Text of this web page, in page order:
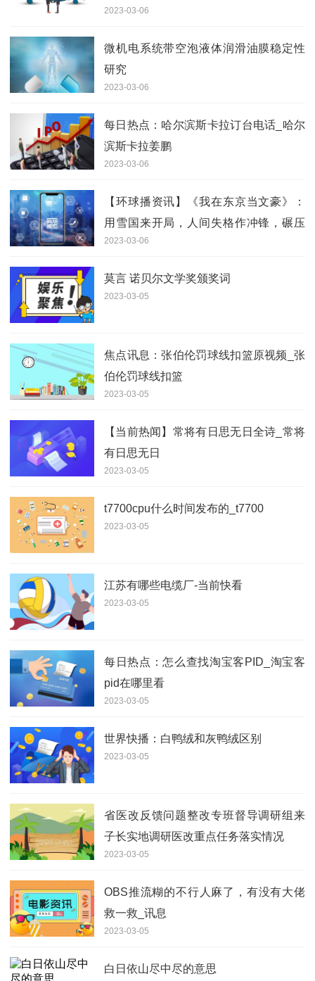
2023-03-06
微机电系统带空泡液体润滑油膜稳定性
研究
2023-03-06
每日热点：哈尔滨斯卡拉订台电话_哈尔
滨斯卡拉姜鹏
2023-03-06
【环球播资讯】《我在东京当文豪》：
用雪国来开局，人间失格作冲锋，碾压
文坛
2023-03-06
莫言 诺贝尔文学奖颁奖词
2023-03-05
焦点讯息：张伯伦罚球线扣篮原视频_张
伯伦罚球线扣篮
2023-03-05
【当前热闻】常将有日思无日全诗_常将
有日思无日
2023-03-05
t7700cpu什么时间发布的_t7700
2023-03-05
江苏有哪些电缆厂-当前快看
2023-03-05
每日热点：怎么查找淘宝客PID_淘宝客
pid在哪里看
2023-03-05
世界快播：白鸭绒和灰鸭绒区别
2023-03-05
省医改反馈问题整改专班督导调研组来
子长实地调研医改重点任务落实情况
2023-03-05
OBS推流糊的不行人麻了，有没有大佬
救一救_讯息
2023-03-05
白日依山尽中尽的意思